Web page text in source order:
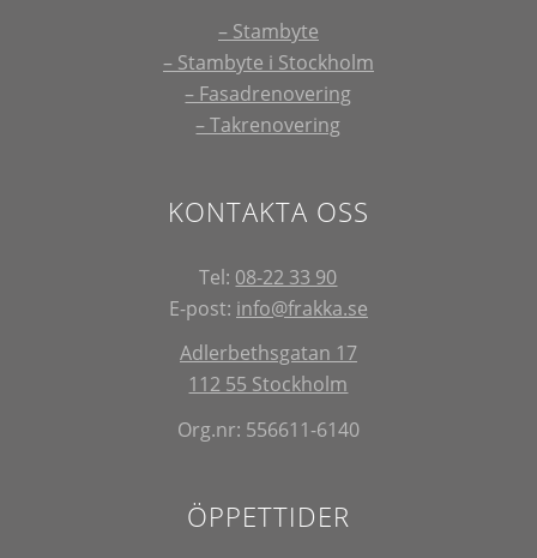
– Stambyte
– Stambyte i Stockholm
– Fasadrenovering
– Takrenovering
KONTAKTA OSS
Tel: 08-22 33 90
E-post: info@frakka.se
Adlerbethsgatan 17
112 55 Stockholm
Org.nr: 556611-6140
ÖPPETTIDER